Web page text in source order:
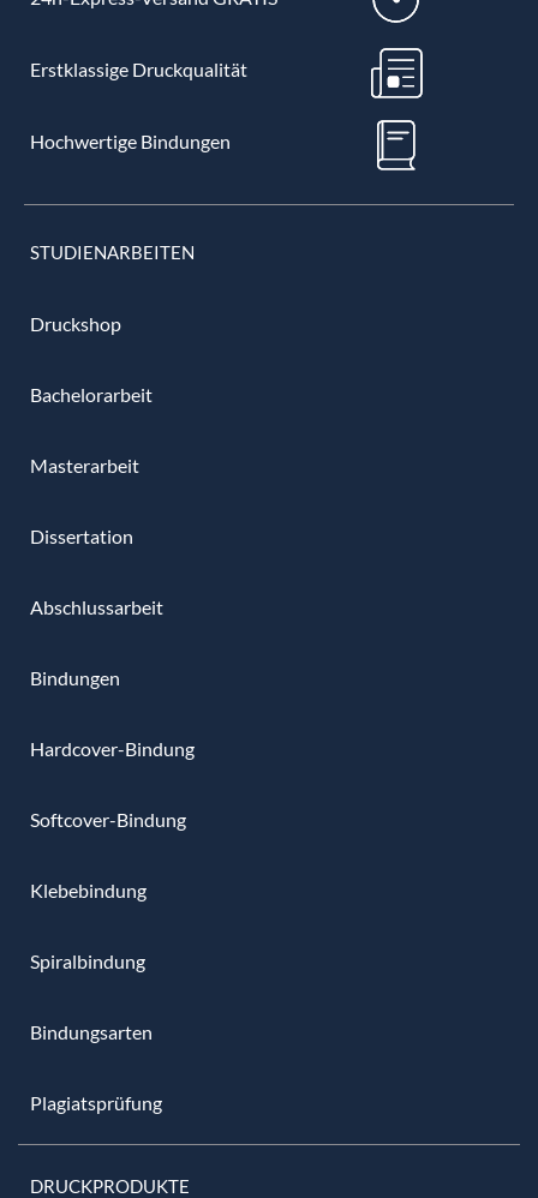
Erstklassige Druckqualität
Hochwertige Bindungen
STUDIENARBEITEN
Druckshop
Bachelorarbeit
Masterarbeit
Dissertation
Abschlussarbeit
Bindungen
Hardcover-Bindung
Softcover-Bindung
Klebebindung
Spiralbindung
Bindungsarten
Plagiatsprüfung
DRUCKPRODUKTE